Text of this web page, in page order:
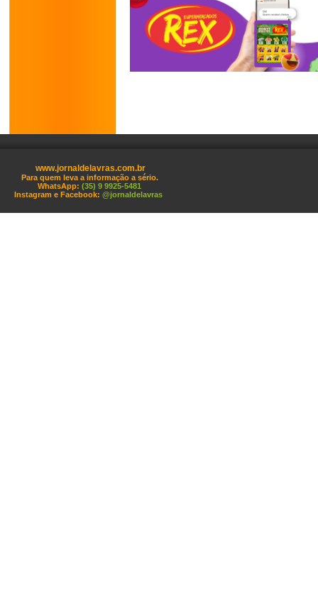
www.jornaldelavras.com.br
Para quem leva a informação a sério.
WhatsApp: (35) 9 9925-5481
Instagram e Facebook: @jornaldelavras